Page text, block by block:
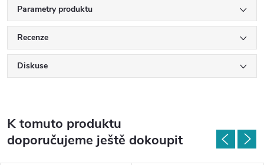
Parametry produktu
Recenze
Diskuse
K tomuto produktu
doporučujeme ještě dokoupit